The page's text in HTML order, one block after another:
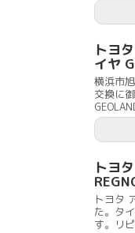
トヨ
イヤ
横浜市
交換に
トヨ
トヨタ
た。タ
す。リ